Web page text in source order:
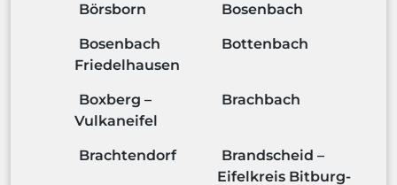
Börsborn Bosenbach
Bosenbach
Friedelhausen
Bottenbach
Boxberg –
Vulkaneifel
Brachbach
Brachtendorf
Brandscheid –
Eifelkreis Bitburg-